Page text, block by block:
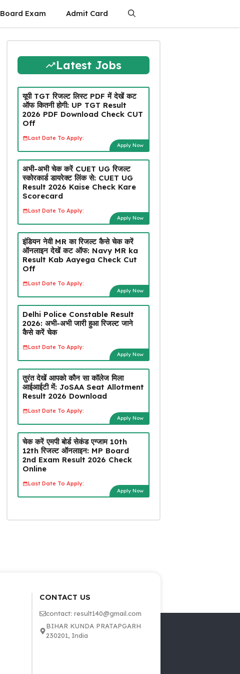
Board Exam Admit Card
Latest Jobs
यूपी TGT रिजल्ट लिस्ट PDF में देखें कट
ऑफ कितनी होगी: UP TGT Result
2026 PDF Download Check CUT
Off
Last Date To Apply:
Apply Now
अभी-अभी चेक करें CUET UG रिजल्ट
स्कोरकार्ड डायरेक्ट लिंक से: CUET UG
Result 2026 Kaise Check Kare
Scorecard
Last Date To Apply:
Apply Now
इंडियन नेवी MR का रिजल्ट कैसे चेक करें
ऑनलाइन देखें कट ऑफ: Navy MR ka
Result Kab Aayega Check Cut
Off
Last Date To Apply:
Apply Now
Delhi Police Constable Result
2026: अभी-अभी जारी हुआ रिजल्ट जाने
कैसे करें चेक
Last Date To Apply:
Apply Now
तुरंत देखें आपको कौन सा कॉलेज मिला
आईआईटी में: JoSAA Seat Allotment
Result 2026 Download
Last Date To Apply:
Apply Now
चेक करें एमपी बोर्ड सेकंड एग्जाम 10th
12th रिजल्ट ऑनलाइन: MP Board
2nd Exam Result 2026 Check
Online
Last Date To Apply:
Apply Now
CONTACT US
contact: result140@gmail.com
BIHAR KUNDA PRATAPGARH
230201, India